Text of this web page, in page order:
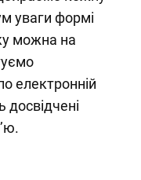
уваги формі
можна на
електронній